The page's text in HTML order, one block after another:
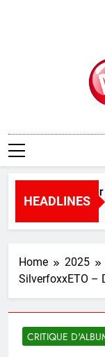
HEADLINES
Le producteur
16 Hours Ago
Home 2025
SilverfoxxETO –
CRITIQUE